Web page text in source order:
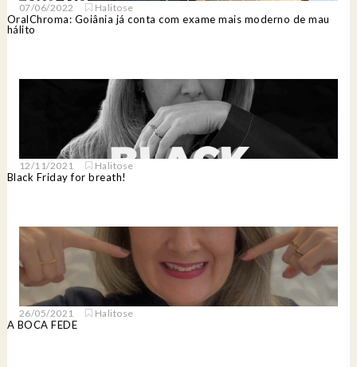
07/06/2022 Halitose
OralChroma: Goiânia já conta com exame mais moderno de mau
hálito
12/11/2021 Halitose
Black Friday for breath!
26/05/2021 Halitose
A BOCA FEDE